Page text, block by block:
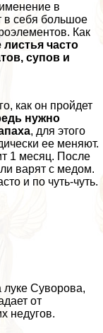
в
в себя большое
Как
часто
супов и
как он пройдет
нужно
, для этого
ее меняют.
1 месяц. После
варят с медом.
и по чуть-чуть.
луке Суворова,
от
недугов.